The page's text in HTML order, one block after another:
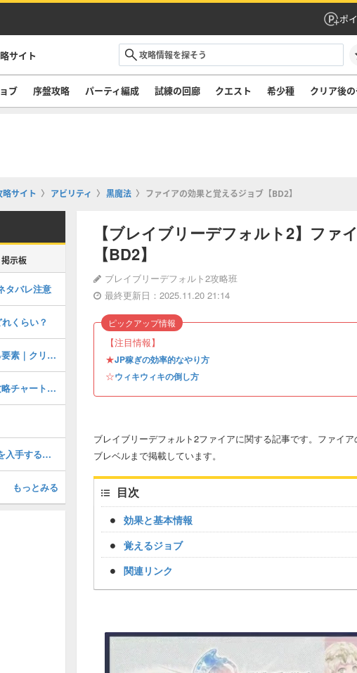
ポ
サイト
ブ 序盤攻略 パーティ編成 試練の回廊 クエスト 希少種 クリア後
サイト アビリティ 黒魔法 ファイアの効果と覚えるジョブ【BD2】
【ブレイブリーデフォルト2】ファ
【BD2】
ブレイブリーデフォルト2攻略班
最終更新日：2025.11.20 21:14
【注目情報】
★JP稼ぎの効率的なやり方
☆ウィキウィキの倒し方
ピックアップ情報
ブレイブリーデフォルト2ファイアに関する記事です。ファイ
ブレベルまで掲載しています。
目次
効果と基本情報
覚えるジョブ
関連リンク
掲示板
タバレ注意
くらい？
2周目の遊び方と引き継げる要素｜クリア後要素
4章「風雲急を告げる」の攻略チャート｜ストーリー
序盤から最強クラスの装備を入手する方法
もっとみる